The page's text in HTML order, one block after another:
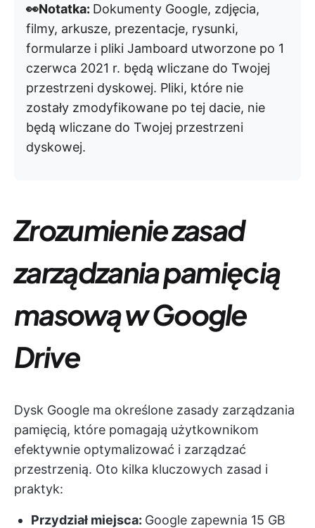
👀Notatka: Dokumenty Google, zdjęcia,
filmy, arkusze, prezentacje, rysunki,
formularze i pliki Jamboard utworzone po 1
czerwca 2021 r. będą wliczane do Twojej
przestrzeni dyskowej. Pliki, które nie
zostały zmodyfikowane po tej dacie, nie
będą wliczane do Twojej przestrzeni
dyskowej.
Zrozumienie zasad
zarządzania pamięcią
masową w Google
Drive
Dysk Google ma określone zasady zarządzania
pamięcią, które pomagają użytkownikom
efektywnie optymalizować i zarządzać
przestrzenią. Oto kilka kluczowych zasad i
praktyk:
Przydział miejsca: Google zapewnia 15 GB